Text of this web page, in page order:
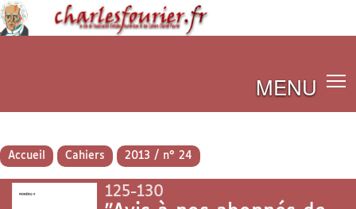
MENU
Accueil Cahiers 2013 / n° 24
125-130